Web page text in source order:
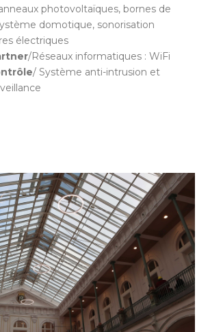
photovoltaïques, bornes de
domotique, sonorisation
électriques
/Réseaux informatiques : WiFi
/ Système anti-intrusion et